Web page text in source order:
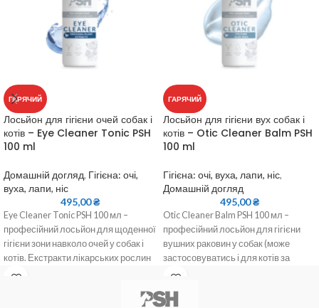
ГАРЯЧИЙ
Лосьйон для гігієни очей собак і
котів – Eye Cleaner Tonic PSH
100 ml
Домашній догляд, Гігієна: очі,
вуха, лапи, ніс
495,00₴
Eye Cleaner Tonic PSH 100 мл –
професійний лосьйон для щоденної
гігієни зони навколо очей у собак і
котів. Екстракти лікарських рослин
м’яко розчиняють сльозові
допомагають зменшити ризик появи
ГАРЯЧИЙ
Лосьйон для гігієни вух собак і
котів – Otic Cleaner Balm PSH
100 ml
Гігієна: очі, вуха, лапи, ніс,
Домашній догляд
495,00₴
Otic Cleaner Balm PSH 100 мл –
професійний лосьйон для гігієни
вушних раковин у собак (може
застосовуватись і для котів за
рекомендацією ветеринарного
чайного дерева м’яко розчиняє та